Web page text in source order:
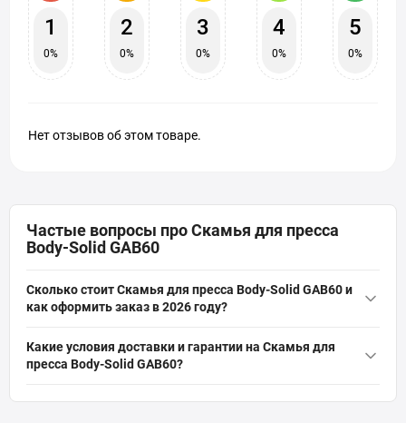
1
0%
2
0%
3
0%
4
0%
5
0%
Нет отзывов об этом товаре.
Частые вопросы про Скамья для пресса
Body-Solid GAB60
Сколько стоит Скамья для пресса Body-Solid GAB60 и
как оформить заказ в 2026 году?
Body-Solid GAB60 (Артикул: GAB60) от бренда Body-Solid
Какие условия доставки и гарантии на Скамья для
пресса Body-Solid GAB60?